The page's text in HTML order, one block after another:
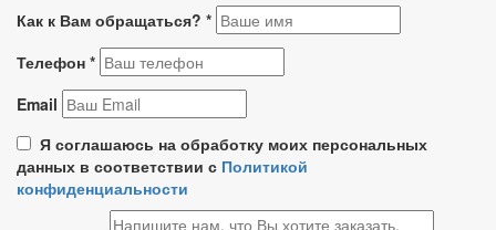
Как к Вам обращаться? *
Телефон *
Email
Я соглашаюсь на обработку моих персональных
данных в соответствии с Политикой
конфиденциальности